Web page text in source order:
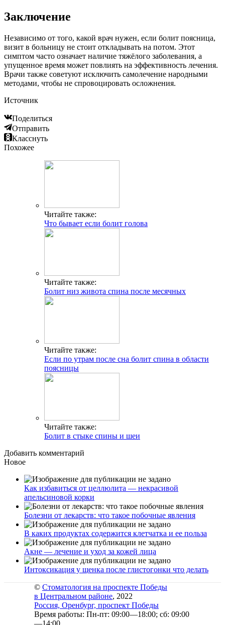
Заключение
Независимо от того, какой врач нужен, если болит поясница,
визит в больницу не стоит откладывать на потом. Этот
симптом часто означает наличие тяжёлого заболевания, а
упущенное время может повлиять на эффективность лечения.
Врачи также советуют исключить самолечение народными
методами, чтобы не спровоцировать осложнения.
Источник
Поделиться
Отправить
Класснуть
Похожее
Читайте также:
Что бывает если болит голова
Читайте также:
Болит низ живота спина после месячных
Читайте также:
Если по утрам после сна болит спина в области
поясницы
Читайте также:
Болит в стыке спины и шеи
Добавить комментарий
Новое
Как избавиться от целлюлита — некрасивой
апельсиновой корки
Болезни от лекарств: что такое побочные явления
В каких продуктах содержится клетчатка и ее польза
Акне — лечение и уход за кожей лица
Интоксикация у щенка после глистогонки что делать
© Стоматология на проспекте Победы
в Центральном районе, 2022
Россия, Оренбург, проспект Победы
Время работы: Пн-пт: 09:00—18:00; сб: 09:00
—14:00